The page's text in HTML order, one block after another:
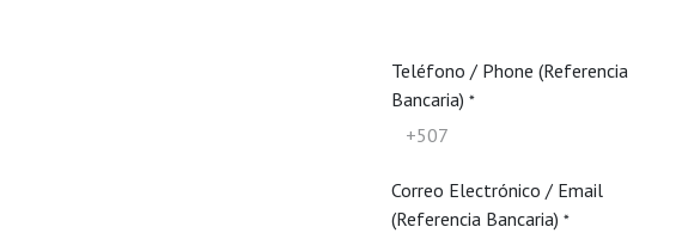
Teléfono / Phone (Referencia
Bancaria) *
Correo Electrónico / Email
(Referencia Bancaria) *